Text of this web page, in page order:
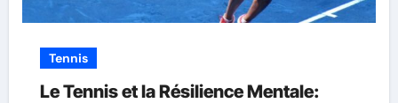
Tennis
Le Tennis et la Résilience Mentale: